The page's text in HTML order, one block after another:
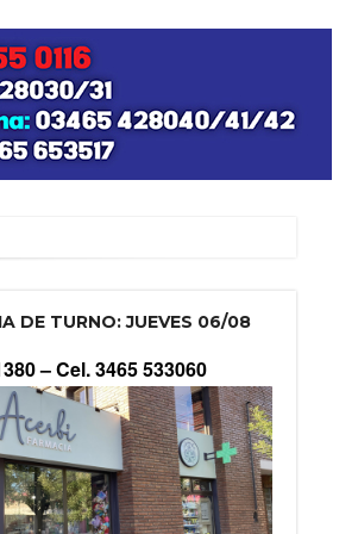
DE TURNO: JUEVES 06/08
–Cel. 3465 533060